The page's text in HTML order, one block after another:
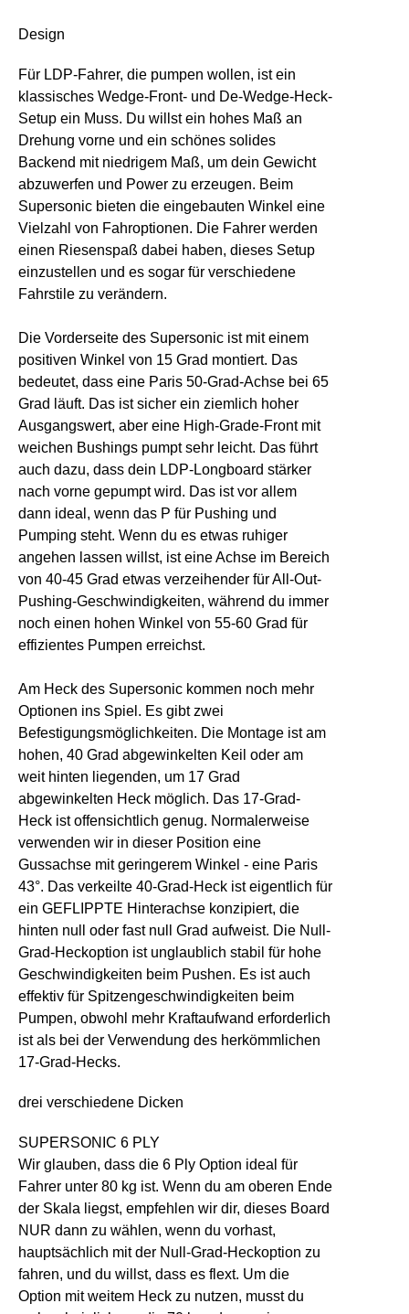
Design
Für LDP-Fahrer, die pumpen wollen, ist ein
klassisches Wedge-Front- und De-Wedge-Heck-
Setup ein Muss. Du willst ein hohes Maß an
Drehung vorne und ein schönes solides
Backend mit niedrigem Maß, um dein Gewicht
abzuwerfen und Power zu erzeugen. Beim
Supersonic bieten die eingebauten Winkel eine
Vielzahl von Fahroptionen. Die Fahrer werden
einen Riesenspaß dabei haben, dieses Setup
einzustellen und es sogar für verschiedene
Fahrstile zu verändern.
Die Vorderseite des Supersonic ist mit einem
positiven Winkel von 15 Grad montiert. Das
bedeutet, dass eine Paris 50-Grad-Achse bei 65
Grad läuft. Das ist sicher ein ziemlich hoher
Ausgangswert, aber eine High-Grade-Front mit
weichen Bushings pumpt sehr leicht. Das führt
auch dazu, dass dein LDP-Longboard stärker
nach vorne gepumpt wird. Das ist vor allem
dann ideal, wenn das P für Pushing und
Pumping steht. Wenn du es etwas ruhiger
angehen lassen willst, ist eine Achse im Bereich
von 40-45 Grad etwas verzeihender für All-Out-
Pushing-Geschwindigkeiten, während du immer
noch einen hohen Winkel von 55-60 Grad für
effizientes Pumpen erreichst.
Am Heck des Supersonic kommen noch mehr
Optionen ins Spiel. Es gibt zwei
Befestigungsmöglichkeiten. Die Montage ist am
hohen, 40 Grad abgewinkelten Keil oder am
weit hinten liegenden, um 17 Grad
abgewinkelten Heck möglich. Das 17-Grad-
Heck ist offensichtlich genug. Normalerweise
verwenden wir in dieser Position eine
Gussachse mit geringerem Winkel - eine Paris
43°. Das verkeilte 40-Grad-Heck ist eigentlich für
ein GEFLIPPTE Hinterachse konzipiert, die
hinten null oder fast null Grad aufweist. Die Null-
Grad-Heckoption ist unglaublich stabil für hohe
Geschwindigkeiten beim Pushen. Es ist auch
effektiv für Spitzengeschwindigkeiten beim
Pumpen, obwohl mehr Kraftaufwand erforderlich
ist als bei der Verwendung des herkömmlichen
17-Grad-Hecks.
drei verschiedene Dicken
SUPERSONIC 6 PLY
Wir glauben, dass die 6 Ply Option ideal für
Fahrer unter 80 kg ist. Wenn du am oberen Ende
der Skala liegst, empfehlen wir dir, dieses Board
NUR dann zu wählen, wenn du vorhast,
hauptsächlich mit der Null-Grad-Heckoption zu
fahren, und du willst, dass es flext. Um die
Option mit weitem Heck zu nutzen, musst du